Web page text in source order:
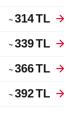
~ 314TL
~ 339TL
~ 366TL
~ 392TL